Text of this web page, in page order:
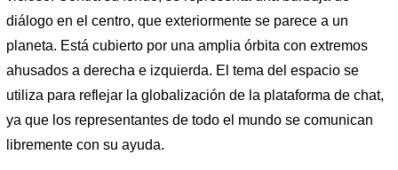
diálogo en el centro, que exteriormente se parece a un
planeta. Está cubierto por una amplia órbita con extremos
ahusados ​​a derecha e izquierda. El tema del espacio se
utiliza para reflejar la globalización de la plataforma de chat,
ya que los representantes de todo el mundo se comunican
libremente con su ayuda.